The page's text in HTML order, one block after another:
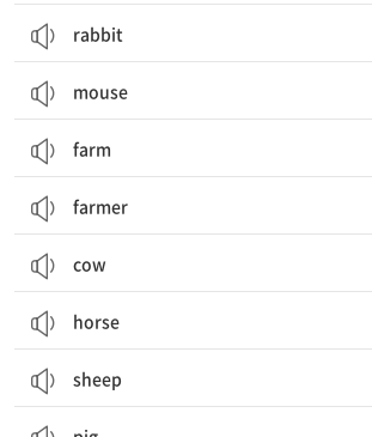
rabbit
mouse
farm
farmer
cow
horse
sheep